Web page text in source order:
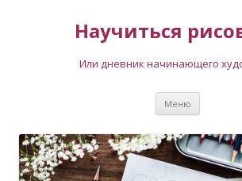
Научиться
Или дневник начинающего
Меню